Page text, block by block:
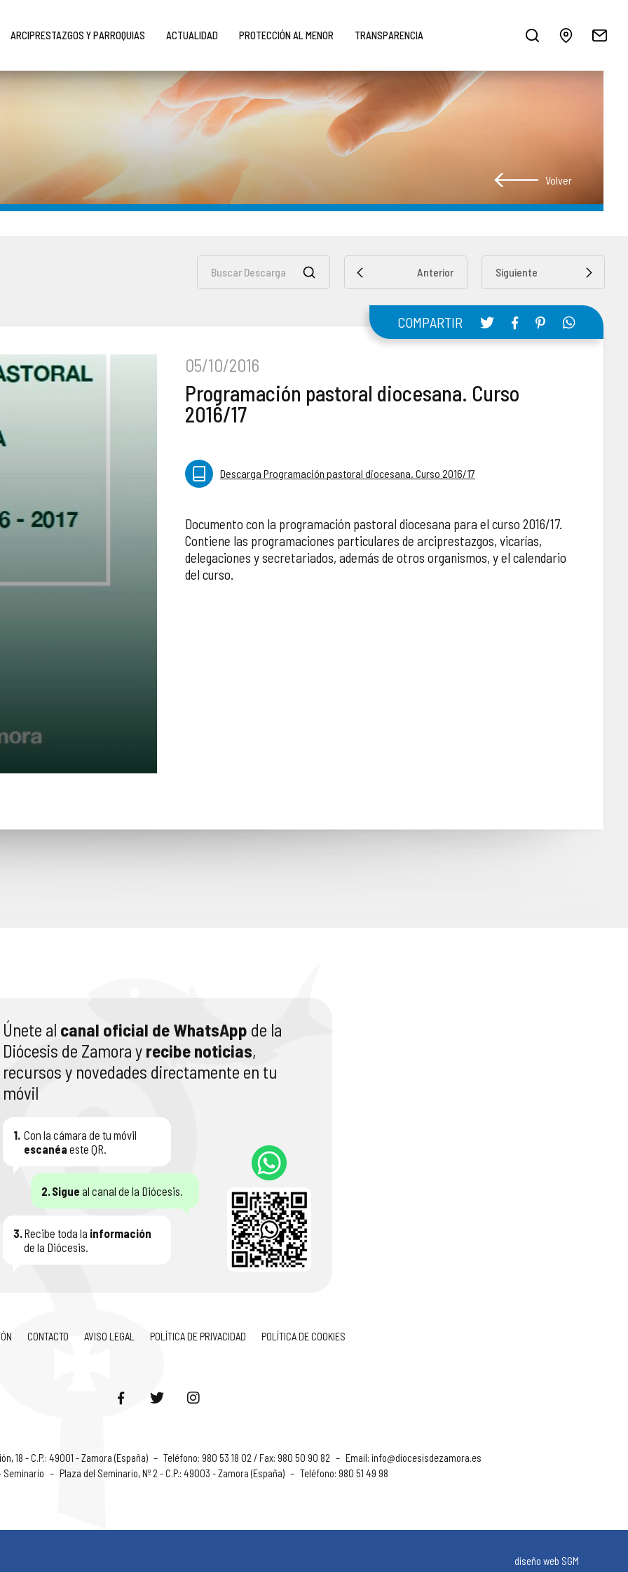
ARCIPRESTAZGOS Y PARROQUIAS ACTUALIDAD PROTECCIÓN AL MENOR TRANSPARENCIA
Volver
Anterior Siguiente
05/10/2016
COMPARTIR
Programación pastoral diocesana. Curso
2016/17
Descarga Programación pastoral diocesana. Curso 2016/17
Documento con la programación pastoral diocesana para el curso 2016/17.
Contiene las programaciones particulares de arciprestazgos, vicarías,
delegaciones y secretariados, además de otros organismos, y el calendario
del curso.
Únete al canal oficial de WhatsApp de la
Diócesis de Zamora y recibe noticias,
recursos y novedades directamente en tu
móvil
1. Con la cámara de tu móvil
escanéa este QR.
2.Sigue al canal de la Diócesis.
3.Recibe toda la información
de la Diócesis.
CONTACTO AVISO LEGAL POLÍTICA DE PRIVACIDAD POLÍTICA DE COOKIES
18 - C.P.: 49001 - Zamora (España) – Teléfono: 980 53 18 02 / Fax: 980 50 90 82 – Email: info@diocesisdezamora.es
Seminario – Plaza del Seminario, Nº 2 - C.P.: 49003 - Zamora (España) – Teléfono: 980 51 49 98
diseño web SGM